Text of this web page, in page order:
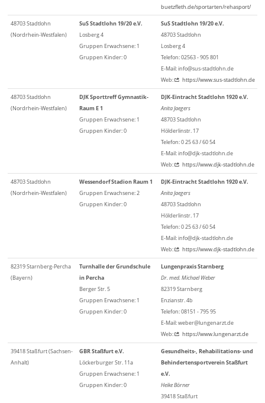
buetzfleth.de/sportarten/rehasport/
48703 Stadtlohn
(Nordrhein-Westfalen)
SuS Stadtlohn 19/20 e.V.
Losberg 4
Gruppen Erwachsene: 1
Gruppen Kinder: 0
SuS Stadtlohn 19/20 e.V.
48703 Stadtlohn
Losberg 4
Telefon: 02563 - 905 801
E-Mail: info@sus-stadtlohn.de
Web:
https://www.sus-stadtlohn.de
48703 Stadtlohn
(Nordrhein-Westfalen)
DJK Sporttreff Gymnastik-
Raum E 1
Gruppen Erwachsene: 1
Gruppen Kinder: 0
DJK-Eintracht Stadtlohn 1920 e.V.
Anita Jaegers
48703 Stadtlohn
Hölderlinstr. 17
Telefon: 0 25 63 / 60 54
E-Mail: info@djk-stadtlohn.de
Web:
https://www.djk-stadtlohn.de
48703 Stadtlohn
(Nordrhein-Westfalen)
Wessendorf Stadion Raum 1
Gruppen Erwachsene: 2
Gruppen Kinder: 0
DJK-Eintracht Stadtlohn 1920 e.V.
Anita Jaegers
48703 Stadtlohn
Hölderlinstr. 17
Telefon: 0 25 63 / 60 54
E-Mail: info@djk-stadtlohn.de
Web:
https://www.djk-stadtlohn.de
82319 Starnberg-Percha
(Bayern)
Turnhalle der Grundschule
in Percha
Berger Str. 5
Gruppen Erwachsene: 1
Gruppen Kinder: 0
Lungenpraxis Starnberg
Dr. med. Michael Weber
82319 Starnberg
Enzianstr. 4b
Telefon: 08151 - 795 95
E-Mail: weber@lungenarzt.de
Web:
https://www.lungenarzt.de
39418 Staßfurt (Sachsen-
Anhalt)
GBR Staßfurt e.V.
Löckerburger Str. 11a
Gruppen Erwachsene: 1
Gruppen Kinder: 0
Gesundheits-, Rehabilitations- und
Behindertensportverein Staßfurt
e.V.
Heike Börner
39418 Staßfurt